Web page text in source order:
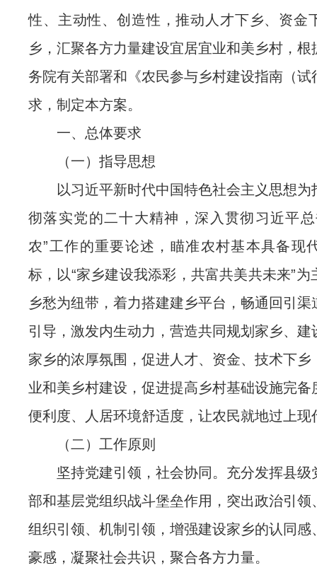
性、主动性、创造性，推动人才下乡、资金
乡，汇聚各方力量建设宜居宜业和美乡村，根
务院有关部署和《农民参与乡村建设指南（试
求，制定本方案。
一、总体要求
（一）指导思想
以习近平新时代中国特色社会主义思想为
彻落实党的二十大精神，深入贯彻习近平
农”工作的重要论述，瞄准农村基本具备现
标，以“家乡建设我添彩，共富共美共未来”为
乡愁为纽带，着力搭建建乡平台，畅通回引渠
引导，激发内生动力，营造共同规划家乡、建
家乡的浓厚氛围，促进人才、资金、技术下乡
业和美乡村建设，促进提高乡村基础设施完备
便利度、人居环境舒适度，让农民就地过上现
（二）工作原则
坚持党建引领，社会协同。充分发挥县级
部和基层党组织战斗堡垒作用，突出政治引领
组织引领、机制引领，增强建设家乡的认同感
豪感，凝聚社会共识，聚合各方力量。